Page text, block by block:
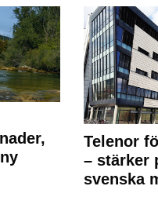
Telenor
– stärker
svenska